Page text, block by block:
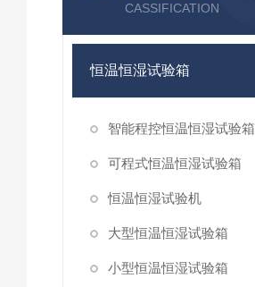
CASSIFICATION
恒温恒湿试验箱
智能程控恒温恒湿试验箱
可程式恒温恒湿试验箱
恒温恒湿试验机
大型恒温恒湿试验箱
小型恒温恒湿试验箱